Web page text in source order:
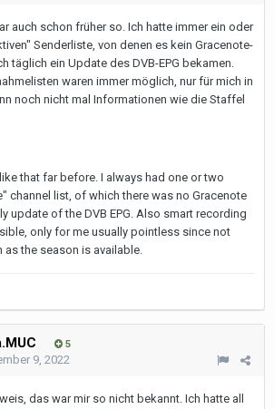
auch schon früher so. Ich hatte immer ein oder
Senderliste, von denen es kein Gracenote-
täglich ein Update des DVB-EPG bekamen.
waren immer möglich, nur für mich in
noch nicht mal Informationen wie die Staffel
that far before. I always had one or two
channel list, of which there was no Gracenote
update of the DVB EPG. Also smart recording
only for me usually pointless since not
the season is available.
5
9, 2022
das war mir so nicht bekannt. Ich hatte all